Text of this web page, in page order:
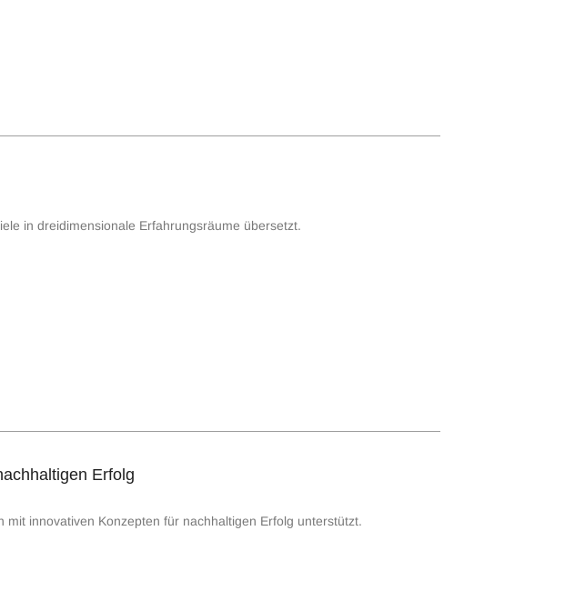
in dreidimensionale Erfahrungsräume übersetzt.
Erfolg
innovativen Konzepten für nachhaltigen Erfolg unterstützt.